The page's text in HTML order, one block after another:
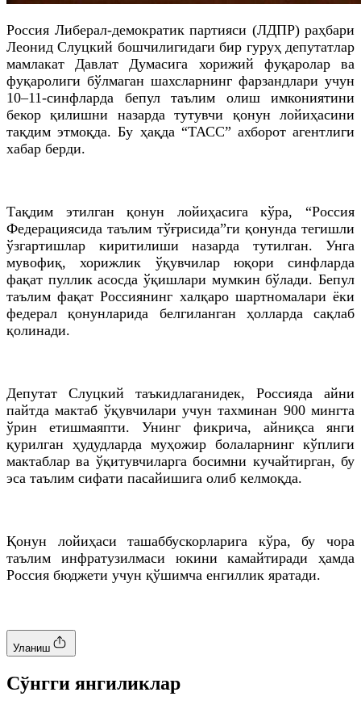
Россия Либерал-демократик партияси (ЛДПР) раҳбари
Леонид Слуцкий бошчилигидаги бир гуруҳ депутатлар
мамлакат Давлат Думасига хорижий фуқаролар ва
фуқаролиги бўлмаган шахсларнинг фарзандлари учун
10–11-синфларда бепул таълим олиш имкониятини
бекор қилишни назарда тутувчи қонун лойиҳасини
тақдим этмоқда. Бу ҳақда “ТАСС” ахборот агентлиги
хабар берди.
Тақдим этилган қонун лойиҳасига кўра, “Россия
Федерациясида таълим тўғрисида”ги қонунда тегишли
ўзгартишлар киритилиши назарда тутилган. Унга
мувофиқ, хорижлик ўқувчилар юқори синфларда
фақат пуллик асосда ўқишлари мумкин бўлади. Бепул
таълим фақат Россиянинг халқаро шартномалари ёки
федерал қонунларида белгиланган ҳолларда сақлаб
қолинади.
Депутат Слуцкий таъкидлаганидек, Россияда айни
пайтда мактаб ўқувчилари учун тахминан 900 мингта
ўрин етишмаяпти. Унинг фикрича, айниқса янги
қурилган ҳудудларда муҳожир болаларнинг кўплиги
мактаблар ва ўқитувчиларга босимни кучайтирган, бу
эса таълим сифати пасайишига олиб келмоқда.
Қонун лойиҳаси ташаббускорларига кўра, бу чора
таълим инфратузилмаси юкини камайтиради ҳамда
Россия бюджети учун қўшимча енгиллик яратади.
Уланиш
Cўнгги янгиликлар